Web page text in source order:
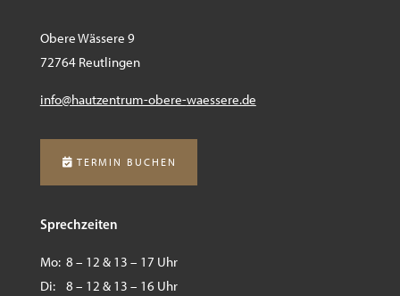
Obere Wässere 9
72764 Reutlingen
info@hautzentrum-obere-waessere.de
TERMIN BUCHEN
Sprechzeiten
Mo: 8 – 12 & 13 – 17 Uhr
Di: 8 – 12 & 13 – 16 Uhr